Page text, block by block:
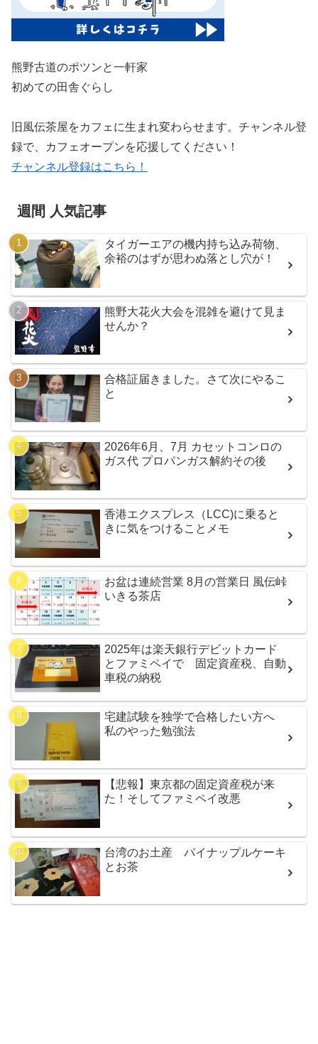
熊野古道のポツンと一軒家
初めての田舎ぐらし
旧風伝茶屋をカフェに生まれ変わらせます。チャンネル登
録で、カフェオープンを応援してください！
チャンネル登録はこちら！
週間 人気記事
タイガーエアの機内持ち込み荷物、
余裕のはずが思わぬ落とし穴が！
熊野大花火大会を混雑を避けて見ま
せんか？
合格証届きました。さて次にやるこ
と
2026年6月、7月 カセットコンロの
ガス代 プロパンガス解約その後
香港エクスプレス（LCC)に乗ると
きに気をつけることメモ
お盆は連続営業 8月の営業日 風伝峠
いきる茶店
2025年は楽天銀行デビットカード
とファミペイで 固定資産税、自動
車税の納税
宅建試験を独学で合格したい方へ
私のやった勉強法
【悲報】東京都の固定資産税が来
た！そしてファミペイ改悪
台湾のお土産 パイナップルケーキ
とお茶